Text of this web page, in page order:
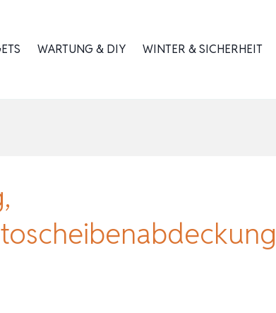
WARTUNG & DIY WINTER & SICHERHEIT